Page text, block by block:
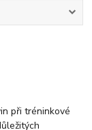
při tréninkové